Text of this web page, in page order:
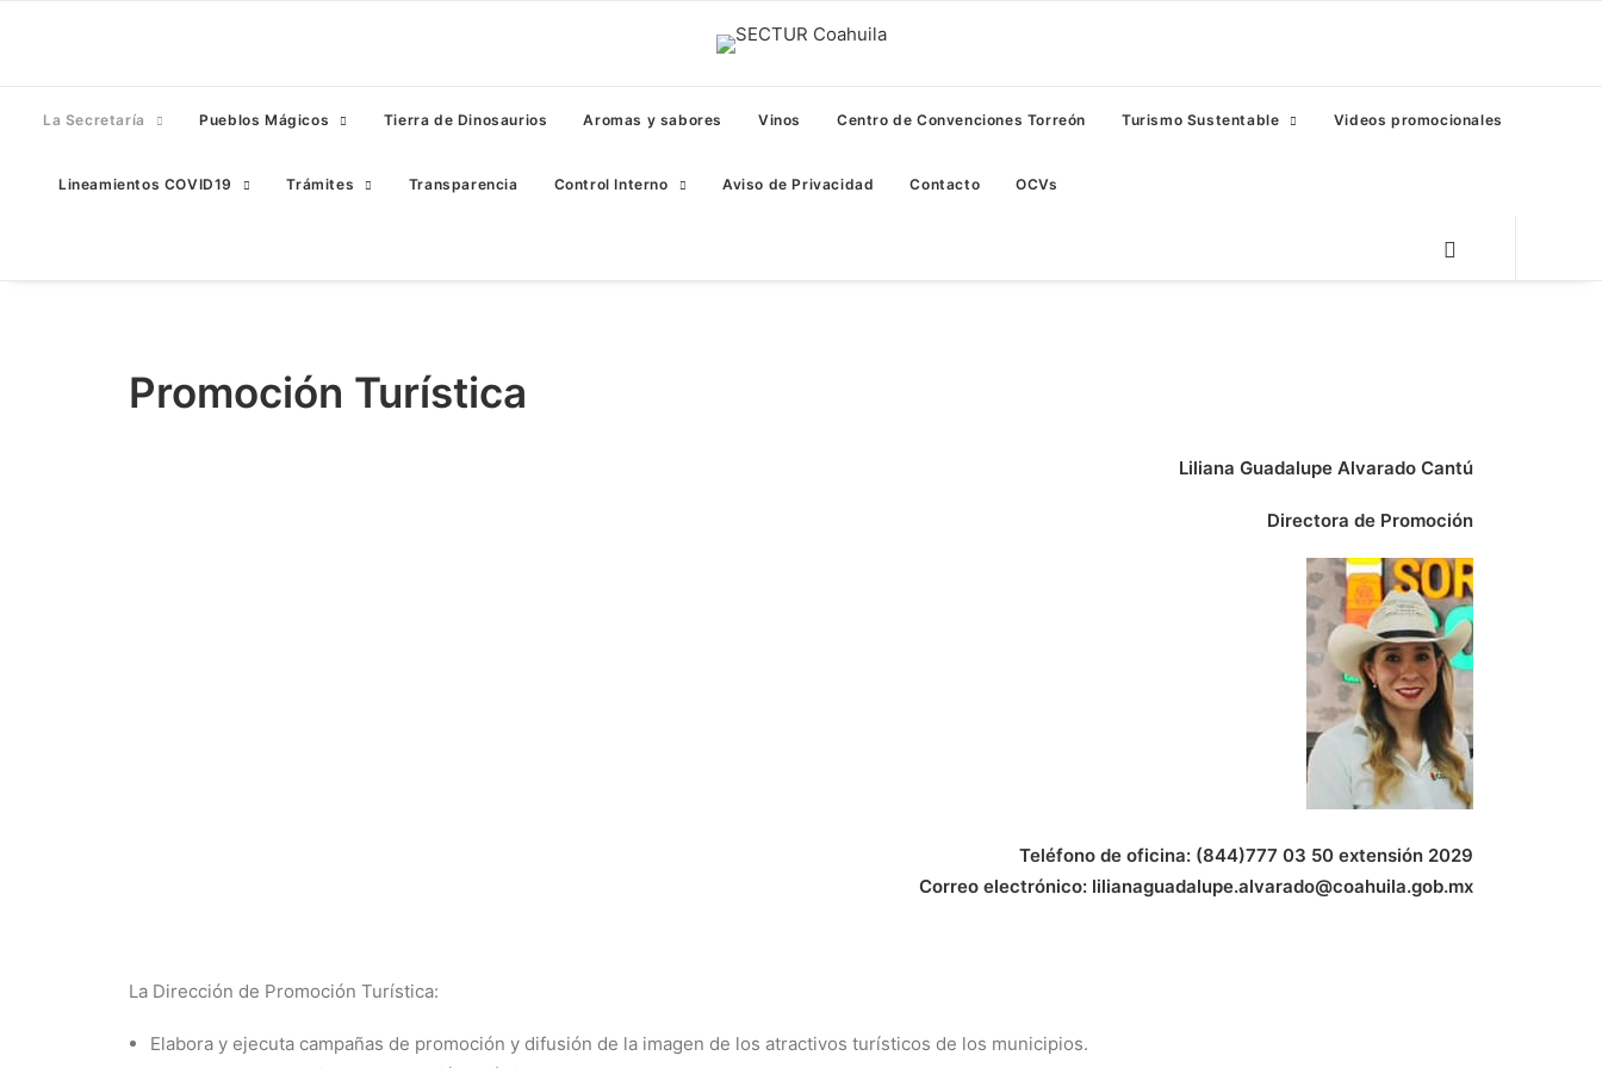
La Secretaría Pueblos Mágicos Tierra de Dinosaurios Aromas y sabores Vinos Centro de Convenciones Torreón Turismo Sustentable Videos promocionales
Lineamientos COVID19 Trámites Transparencia Control Interno Aviso de Privacidad Contacto OCVs
Promoción Turística
Liliana Guadalupe Alvarado Cantú
Directora de Promoción
Teléfono de oficina: (844)777 03 50 extensión 2029
Correo electrónico: lilianaguadalupe.alvarado@coahuila.gob.mx
La Dirección de Promoción Turística:
Elabora y ejecuta campañas de promoción y difusión de la imagen de los atractivos turísticos de los municipios.